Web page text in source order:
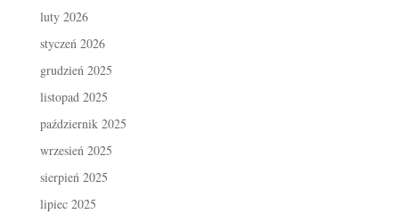
luty 2026
styczeń 2026
grudzień 2025
listopad 2025
październik 2025
wrzesień 2025
sierpień 2025
lipiec 2025